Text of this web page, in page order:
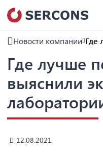
Новости компании Где
Где лучше
выяснили
12.08.2021